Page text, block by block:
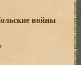
войны